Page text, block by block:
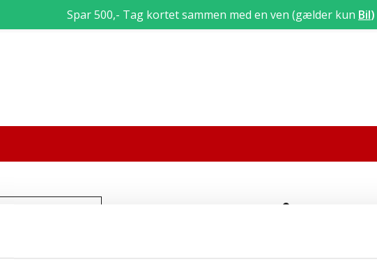
Prøveteori
11/11/2021 : 17:00-18:00
Spar 500,- Tag kortet sammen med en ven (gælder kun Bil)